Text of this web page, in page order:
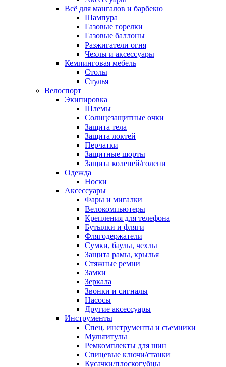
Всё для мангалов и барбекю
Шампура
Газовые горелки
Газовые баллоны
Разжигатели огня
Чехлы и аксессуары
Кемпинговая мебель
Столы
Стулья
Велоспорт
Экипировка
Шлемы
Солнцезащитные очки
Защита тела
Защита локтей
Перчатки
Защитные шорты
Защита коленей/голени
Одежда
Носки
Аксессуары
Фары и мигалки
Велокомпьютеры
Крепления для телефона
Бутылки и фляги
Флягодержатели
Сумки, баулы, чехлы
Защита рамы, крылья
Стяжные ремни
Замки
Зеркала
Звонки и сигналы
Насосы
Другие аксессуары
Инструменты
Спец. инструменты и съемники
Мультитулы
Ремкомплекты для шин
Спицевые ключи/станки
Кусачки/плоскогубцы